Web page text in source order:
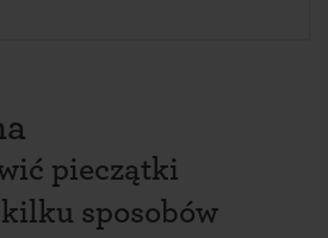
pieczątki
sposobów